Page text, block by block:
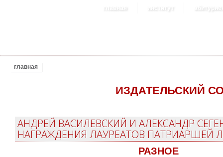
главная институт
ВЫ ЗДЕСЬ
главная
ИЗДАТЕЛЬСКИЙ
АНДРЕЙ ВАСИЛЕВСКИЙ И АЛЕКСАНДР
НАГРАЖДЕНИЯ ЛАУРЕАТОВ ПАТРИАРШЕЙ
РАЗНОЕ